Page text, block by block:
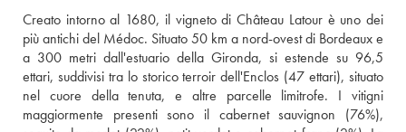
Creato intorno al 1680, il vigneto di Château Latour è uno dei
più antichi del Médoc. Situato 50 km a nord-ovest di Bordeaux e
a 300 metri dall'estuario della Gironda, si estende su 96,5
ettari, suddivisi tra lo storico terroir dell'Enclos (47 ettari), situato
nel cuore della tenuta, e altre parcelle limitrofe. I vitigni
maggiormente presenti sono il cabernet sauvignon (76%),